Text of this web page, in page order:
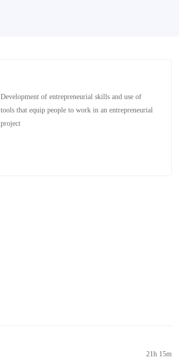
Development of entrepreneurial skills and use of
tools that equip people to work in an entrepreneurial
project
21h 15m